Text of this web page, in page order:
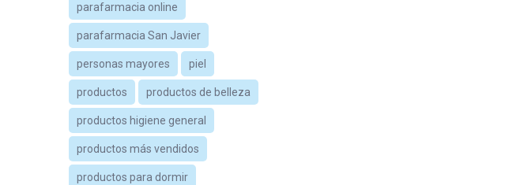
parafarmacia online
parafarmacia San Javier
personas mayores piel
productos productos de belleza
productos higiene general
productos más vendidos
productos para dormir